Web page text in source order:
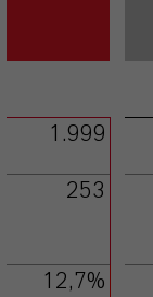
1.999
253
12,7%